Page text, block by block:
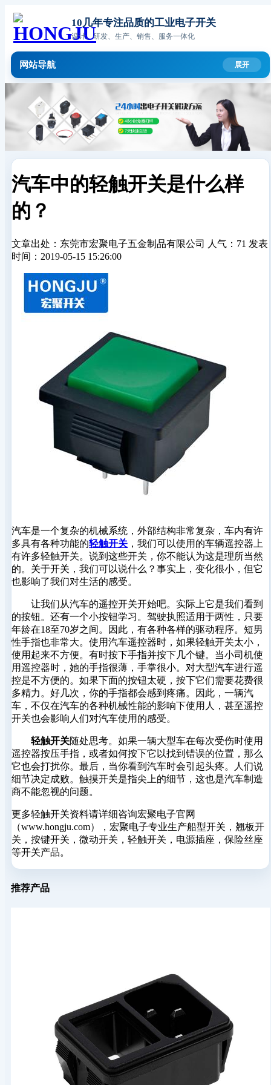
10几年专注品质的工业电子开关
设计、研发、生产、销售、服务一体化
网站导航
汽车中的轻触开关是什么样
的？
文章出处：东莞市宏聚电子五金制品有限公司 人气：71 发表
时间：2019-05-15 15:26:00
汽车是一个复杂的机械系统，外部结构非常复杂，车内有许
多具有各种功能的轻触开关 ，我们可以使用的车辆遥控器上
有许多轻触开关。说到这些开关，你不能认为这是理所当然
的。关于开关，我们可以说什么？事实上，变化很小，但它
也影响了我们对生活的感受。
让我们从汽车的遥控开关开始吧。实际上它是我们看到
的按钮。还有一个小按钮学习。驾驶执照适用于两性，只要
年龄在18至70岁之间。因此，有各种各样的驱动程序。短男
性手指也非常大。使用汽车遥控器时，如果轻触开关太小，
使用起来不方便。有时按下手指并按下几个键。当小司机使
用遥控器时，她的手指很薄，手掌很小。对大型汽车进行遥
控是不方便的。如果下面的按钮太硬，按下它们需要花费很
多精力。好几次，你的手指都会感到疼痛。因此，一辆汽
车，不仅在汽车的各种机械性能的影响下使用人，甚至遥控
开关也会影响人们对汽车使用的感受。
轻触开关随处思考。如果一辆大型车在每次受伤时使用
遥控器按压手指，或者如何按下它以找到错误的位置，那么
它也会打扰你。最后，当你看到汽车时会引起头疼。人们说
细节决定成败。触摸开关是指尖上的细节，这也是汽车制造
商不能忽视的问题。
更多轻触开关资料请详细咨询宏聚电子官网
（www.hongju.com），宏聚电子专业生产船型开关，翘板开
关，按键开关，微动开关，轻触开关，电源插座，保险丝座
等开关产品。
推荐产品